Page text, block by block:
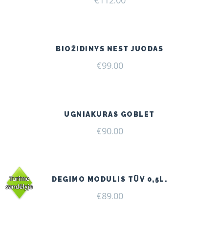
BIOŽIDINYS NEST JUODAS
€99.00
UGNIAKURAS GOBLET
€90.00
DEGIMO MODULIS TÜV 0,5L.
€89.00